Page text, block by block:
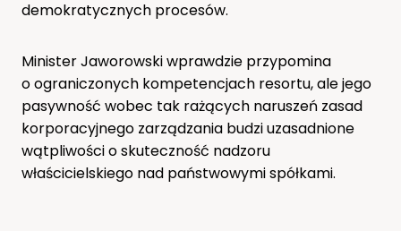
demokratycznych procesów.
Minister Jaworowski wprawdzie przypomina
o ograniczonych kompetencjach resortu, ale jego
pasywność wobec tak rażących naruszeń zasad
korporacyjnego zarządzania budzi uzasadnione
wątpliwości o skuteczność nadzoru
właścicielskiego nad państwowymi spółkami.